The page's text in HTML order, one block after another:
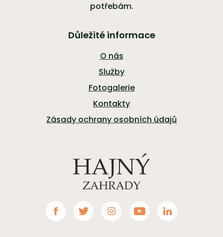
potřebám.
Důležité informace
O nás
Služby
Fotogalerie
Kontakty
Zásady ochrany osobních údajů